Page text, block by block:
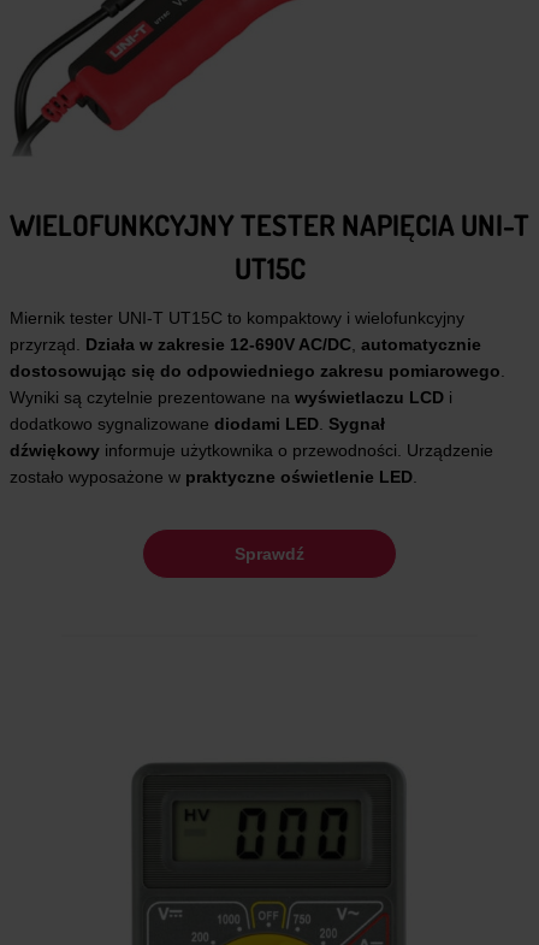
WIELOFUNKCYJNY TESTER NAPIĘCIA UNI-T
UT15C
Miernik tester UNI-T UT15C to kompaktowy i wielofunkcyjny
przyrząd. Działa w zakresie 12-690V AC/DC automatycznie
dostosowując się do odpowiedniego zakresu pomiarowego
Wyniki są czytelnie prezentowane na wyświetlaczu LCD i
dodatkowo sygnalizowane diodami LED Sygnał
dźwiękowy informuje użytkownika o przewodności. Urządzenie
zostało wyposażone w praktyczne oświetlenie LED
Sprawdź